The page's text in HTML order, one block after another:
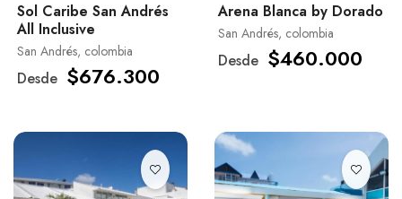
Sol Caribe San Andrés
All Inclusive
San Andrés, colombia
Desde $676.300
Arena Blanca by Dorado
San Andrés, colombia
Desde $460.000